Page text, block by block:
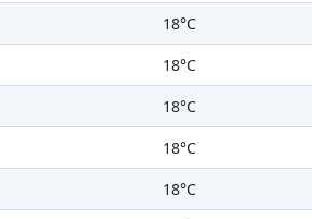
18°C
18°C
18°C
18°C
18°C